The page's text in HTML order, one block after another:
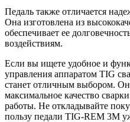
Педаль также отличается
Она изготовлена из
обеспечивает ее
воздействиям.
Если вы ищете удобное и
управления аппаратом TIG
станет отличным выбором.
максимальное качество
работы. Не откладывайте
пользу педали TIG-REM 3M